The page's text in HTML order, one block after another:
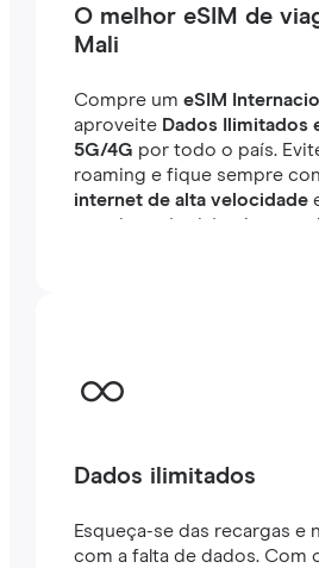
O melhor eSIM de
Mali
Compre um eSIM
aproveite Dados Ilimitados
5G/4G por todo o país.
roaming e fique sempre
internet de alta velocidade
exterior, seja viajando ou
Dados ilimitados
Esqueça-se das recargas e
com a falta de dados. Com